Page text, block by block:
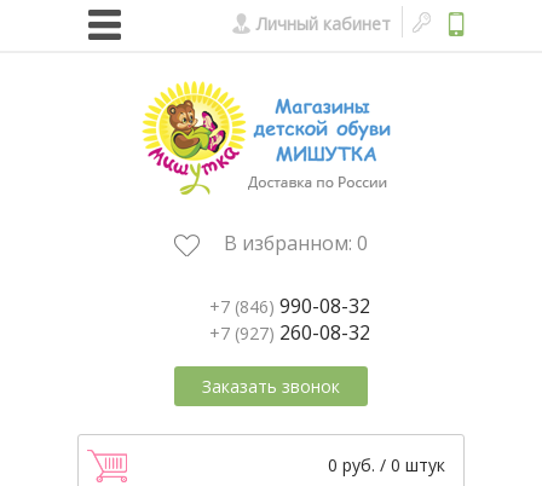
Личный кабинет
В избранном: 0
+7 (846) 990-08-32
+7 (927) 260-08-32
Заказать звонок
0 руб. / 0 штук